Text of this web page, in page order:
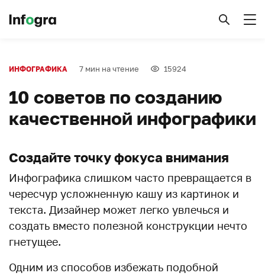
ИНФОГРАФИКА 7 мин на чтение 15924
10 советов по созданию
качественной инфографики
Создайте точку фокуса внимания
Инфографика слишком часто превращается в
чересчур усложненную кашу из картинок и
текста. Дизайнер может легко увлечься и
создать вместо полезной конструкции нечто
гнетущее.
Одним из способов избежать подобной